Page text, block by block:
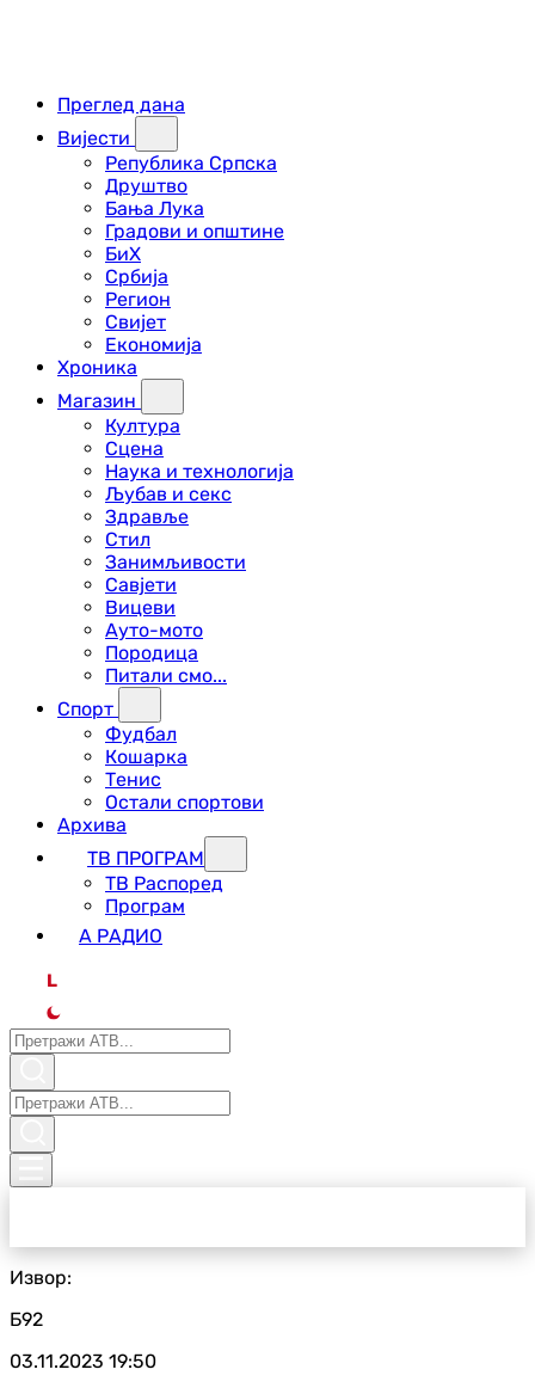
Преглед дана
Вијести
Република Српска
Друштво
Бања Лука
Градови и општине
БиХ
Србија
Регион
Свијет
Економија
Хроника
Магазин
Култура
Сцена
Наука и технологија
Љубав и секс
Здравље
Стил
Занимљивости
Савјети
Вицеви
Ауто-мото
Породица
Питали смо...
Спорт
Фудбал
Кошарка
Тенис
Остали спортови
Архива
ТВ ПРОГРАМ
ТВ Распоред
Програм
А РАДИО
L
Извор:
Б92
03.11.2023 19:50